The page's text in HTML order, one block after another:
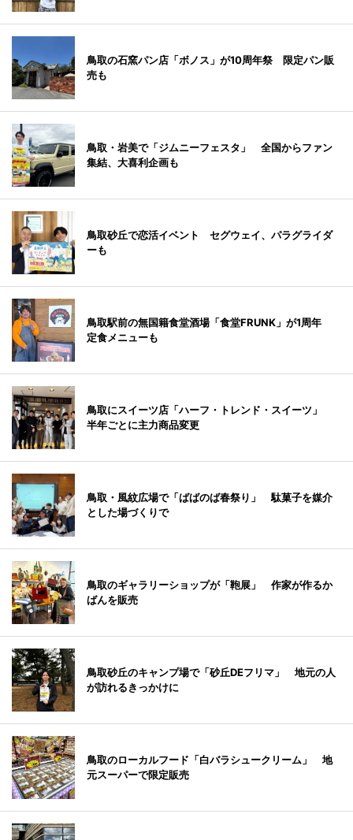
鳥取の石窯パン店「ボノス」が10周年祭 限定パン販
売も
鳥取・岩美で「ジムニーフェスタ」 全国からファン
集結、大喜利企画も
鳥取砂丘で恋活イベント セグウェイ、パラグライダ
ーも
鳥取駅前の無国籍食堂酒場「食堂FRUNK」が1周年
定食メニューも
鳥取にスイーツ店「ハーフ・トレンド・スイーツ」
半年ごとに主力商品変更
鳥取・風紋広場で「ばばのば春祭り」 駄菓子を媒介
とした場づくりで
鳥取のギャラリーショップが「鞄展」 作家が作るか
ばんを販売
鳥取砂丘のキャンプ場で「砂丘DEフリマ」 地元の人
が訪れるきっかけに
鳥取のローカルフード「白バラシュークリーム」 地
元スーパーで限定販売